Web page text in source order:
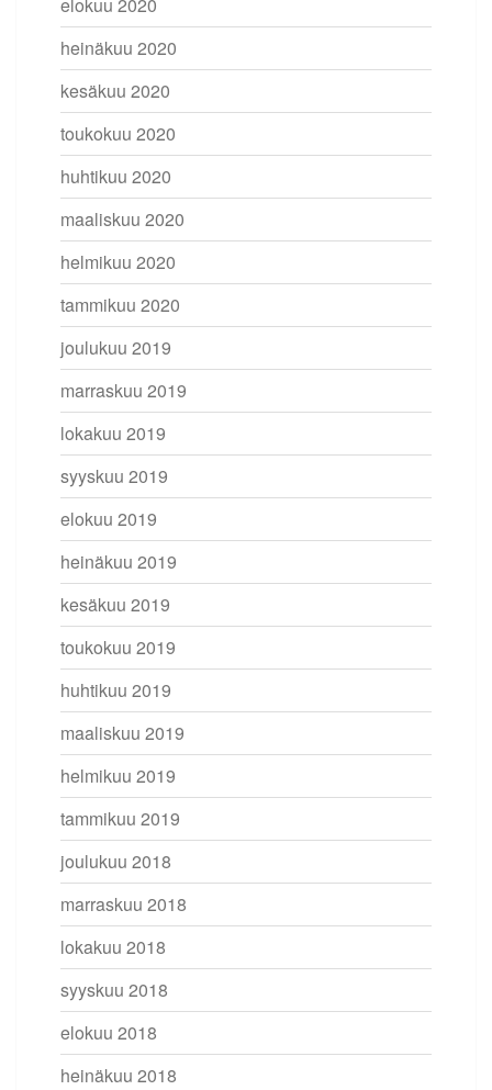
heinäkuu 2020
kesäkuu 2020
toukokuu 2020
huhtikuu 2020
maaliskuu 2020
helmikuu 2020
tammikuu 2020
joulukuu 2019
marraskuu 2019
lokakuu 2019
syyskuu 2019
elokuu 2019
heinäkuu 2019
kesäkuu 2019
toukokuu 2019
huhtikuu 2019
maaliskuu 2019
helmikuu 2019
tammikuu 2019
joulukuu 2018
marraskuu 2018
lokakuu 2018
syyskuu 2018
elokuu 2018
heinäkuu 2018